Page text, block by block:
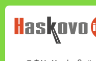
НОВИНИТЕ